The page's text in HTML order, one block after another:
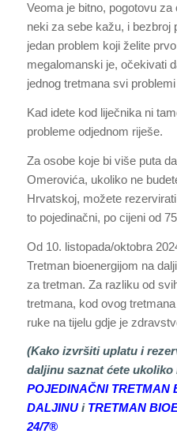
Veoma je bitno, pogotovu
neki za sebe kažu, i bezbroj
jedan problem koji želite
megalomanski je, očekivati
jednog tretmana svi
Kad idete kod liječnika ni
probleme odjednom riješe.
Za osobe koje bi više puta
Omerovića, ukoliko ne
Hrvatskoj, možete
to pojedinačni, po cijeni od
Od 10. listopada/oktobra
Tretman bioenergijom na
za tretman. Za razliku od
tretmana, kod ovog
ruke na tijelu gdje je
(Kako izvršiti uplatu i
daljinu saznat ćete
POJEDINAČNI TRETMAN
DALJINUi TRETMAN
24/7®